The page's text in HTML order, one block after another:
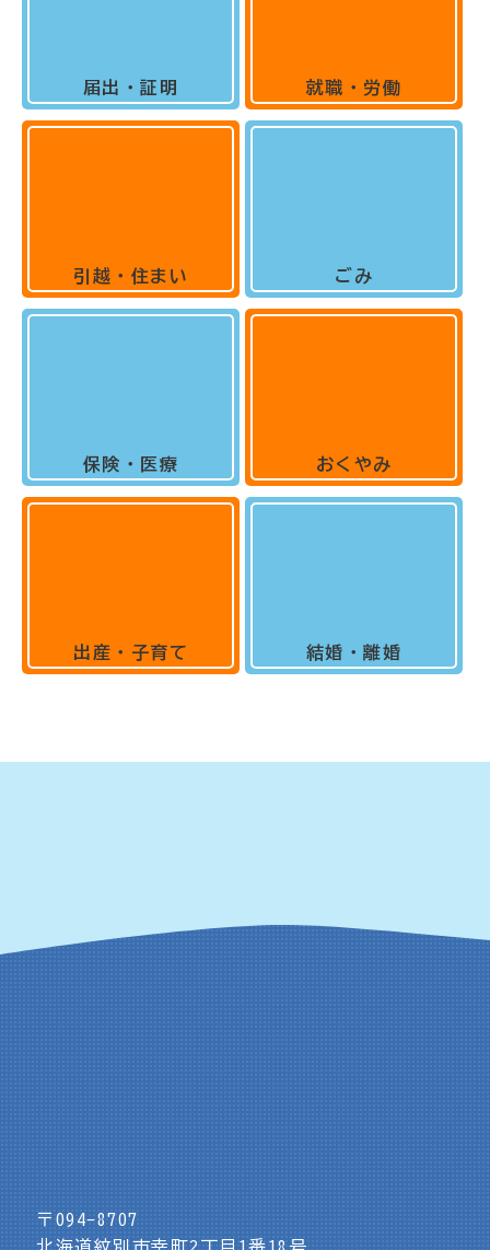
届出・証明
引越・住まい
保険・医療
出産・子育て
就職・労働
ごみ
おくやみ
結婚・離婚
〒094-8707